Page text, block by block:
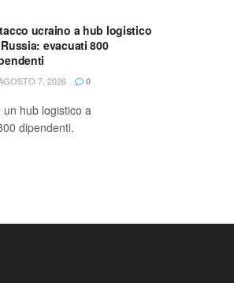
ucraino a hub logistico
evacuati 800
7, 2026 0
hub logistico a
dipendenti.